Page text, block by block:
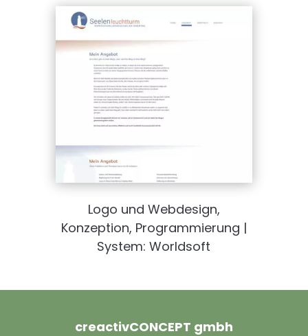
Logo und Webdesign,
Konzeption, Programmierung |
System: Worldsoft
creactivCONCEPT gmbh